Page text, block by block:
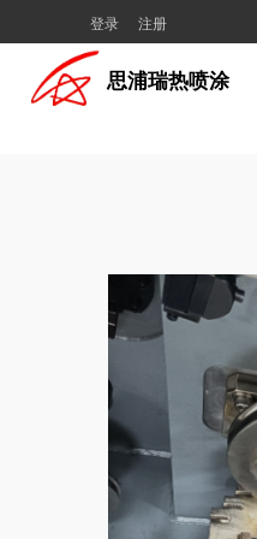
登录 注册
思浦瑞热喷涂